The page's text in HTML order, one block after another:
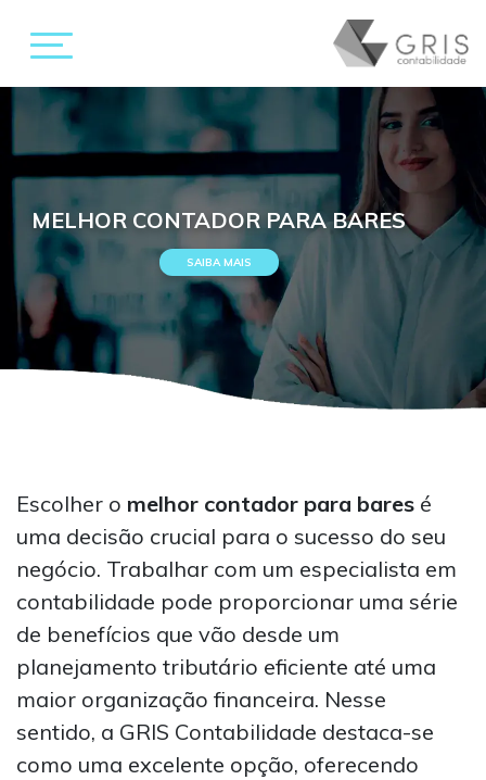
MELHOR CONTADOR PARA BARES
SAIBA MAIS
Escolher o melhor contador para bares é
uma decisão crucial para o sucesso do seu
negócio. Trabalhar com um especialista em
contabilidade pode proporcionar uma série
de benefícios que vão desde um
planejamento tributário eficiente até uma
maior organização financeira. Nesse
sentido, a GRIS Contabilidade destaca-se
como uma excelente opção, oferecendo